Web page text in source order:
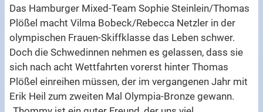
Das Hamburger Mixed-Team Sophie Steinlein/Thomas
Plößel macht Vilma Bobeck/Rebecca Netzler in der
olympischen Frauen-Skiffklasse das Leben schwer.
Doch die Schwedinnen nehmen es gelassen, dass sie
sich nach acht Wettfahrten vorerst hinter Thomas
Plößel einreihen müssen, der im vergangenen Jahr mit
Erik Heil zum zweiten Mal Olympia-Bronze gewann.